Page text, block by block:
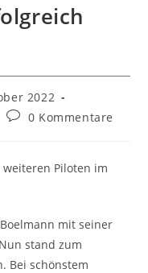
2022
Beitrags-
0 Kommentare
Piloten im
mit seiner
stand zum
Bei schönstem